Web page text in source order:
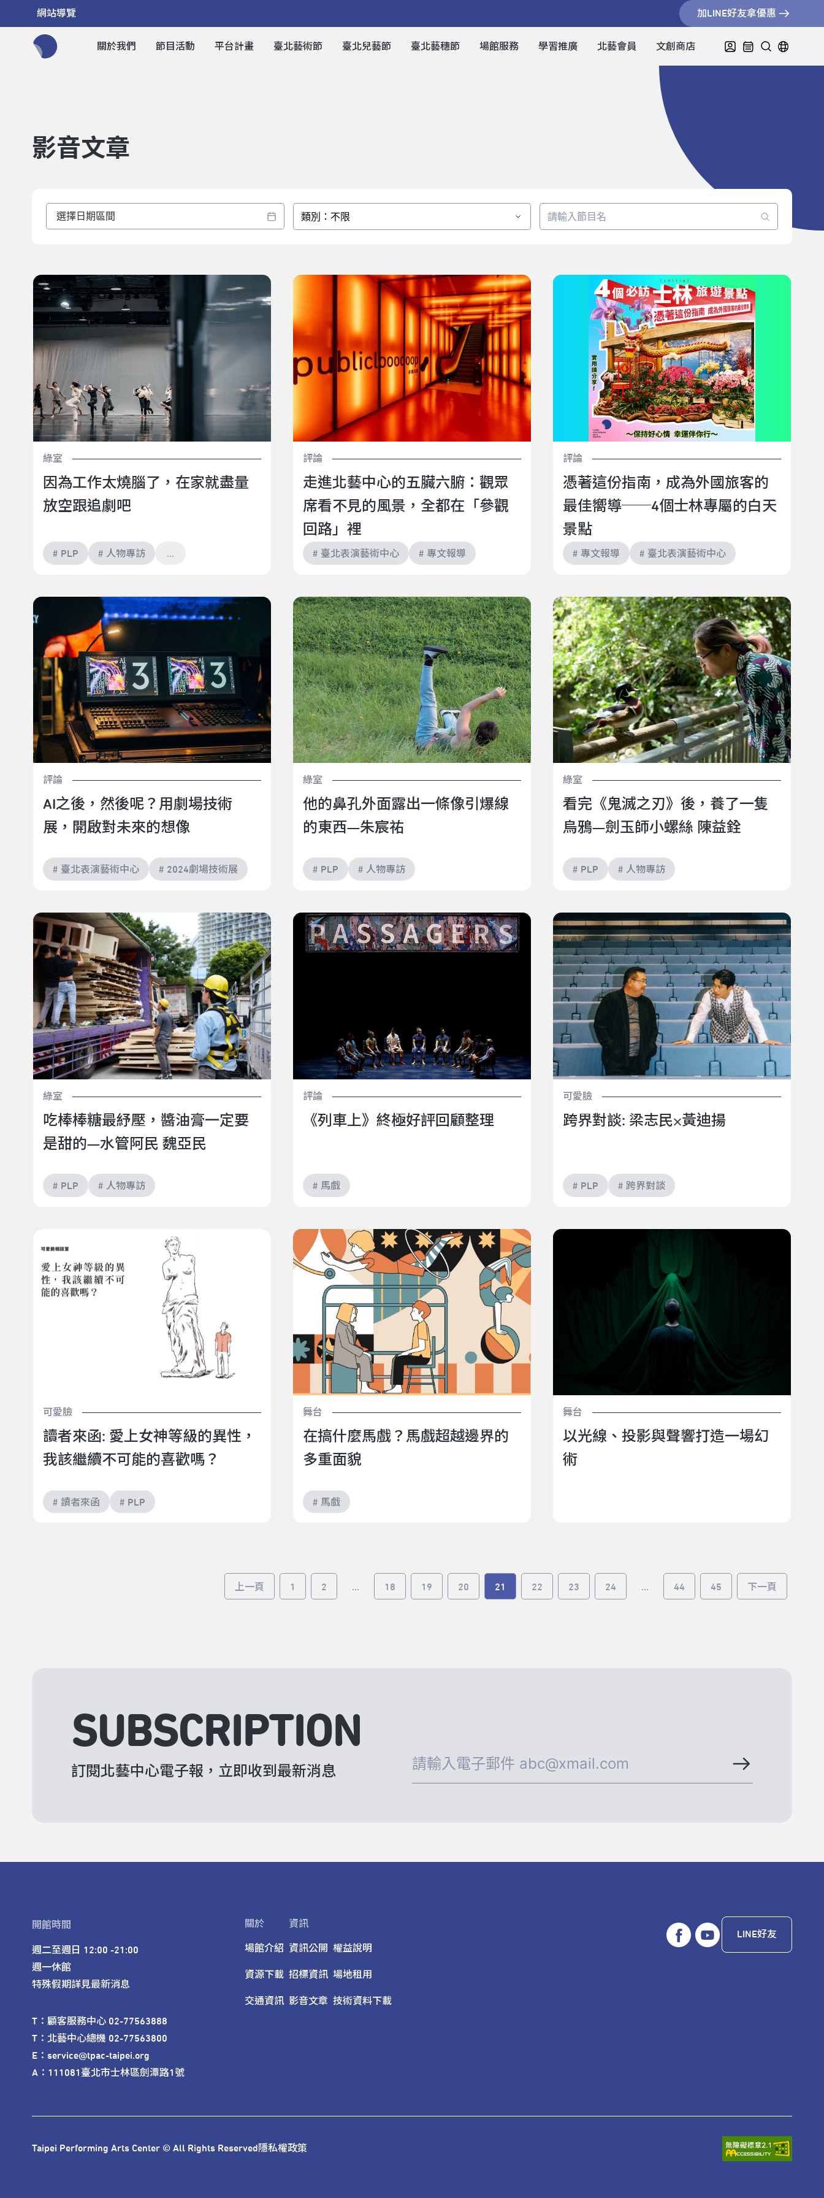
網站導覽 加LINE好友拿優惠
關於我們 節目活動 平台計畫 臺北藝術節 臺北兒藝節 臺北藝穗節 場館服務 學習推廣 北藝會員 文創商店
影音文章
類別：不限
因為工作太燒腦了，在家就盡量放空跟追劇吧
綠室
因為工作太燒腦了，在家就盡量
放空跟追劇吧
# PLP # 人物專訪
走進北藝中心的五臟六腑：觀眾席看不見的風景，全都
評論
走進北藝中心的五臟六腑：觀眾
席看不見的風景，全都在「參觀
回路」裡
# 臺北表演藝術中心 # 專文報導
憑著這份指南，成為外國旅客的最佳嚮導──4個士林
專屬的白天景點
評論
憑著這份指南，成為外國旅客的
最佳嚮導──4個士林專屬的白天
景點
# 專文報導 # 臺北表演藝術中心
AI之後，然後呢？用劇場技術展，開啟對未來的想像
評論
AI之後，然後呢？用劇場技術
展，開啟對未來的想像
# 臺北表演藝術中心 # 2024劇場技術展
他的鼻孔外面露出一條像引爆線的東西—朱宸祐
綠室
他的鼻孔外面露出一條像引爆線
的東西—朱宸祐
# PLP # 人物專訪
看完《鬼滅之刃》後，養了一隻烏鴉—劍玉師小螺絲 陳
益銓
綠室
看完《鬼滅之刃》後，養了一隻
烏鴉—劍玉師小螺絲 陳益銓
# PLP # 人物專訪
吃棒棒糖最紓壓，醬油膏一定要是甜的—水管阿民 魏亞
綠室
吃棒棒糖最紓壓，醬油膏一定要
是甜的—水管阿民 魏亞民
# PLP # 人物專訪
《列車上》終極好評回顧整理
評論
《列車上》終極好評回顧整理
# 馬戲
跨界對談: 梁志民⨉黃迪揚
可愛臉
跨界對談: 梁志民⨉黃迪揚
# PLP # 跨界對談
讀者來函: 愛上女神等級的異性，我該繼續不可能的喜
歡嗎？
可愛臉
讀者來函: 愛上女神等級的異性，
我該繼續不可能的喜歡嗎？
# 讀者來函 # PLP
在搞什麼馬戲？馬戲超越邊界的多重面貌
舞台
在搞什麼馬戲？馬戲超越邊界的
多重面貌
# 馬戲
以光線、投影與聲響打造一場幻術
舞台
以光線、投影與聲響打造一場幻
術
上一頁 1 2 ... 18 19 20 21 22 23 24 ... 44 45 下一頁
SUBSCRIPTION
訂閱北藝中心電子報，立即收到最新消息
開館時間
週二至週日 12:00 -21:00
週一休館
特殊假期詳見最新消息
T：顧客服務中心 02-77563888
T：北藝中心總機 02-77563800
E：service@tpac-taipei.org
A：111081臺北市士林區劍潭路1號
關於
場館介紹
資源下載
交通資訊
資訊
資訊公開
招標資訊
影音文章
權益說明
場地租用
技術資料下載
LINE好友
Taipei Performing Arts Center © All Rights Reserved隱私權政策